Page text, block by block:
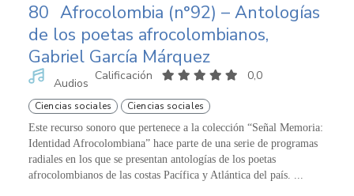
80 Afrocolombia (n°92) – Antologías
de los poetas afrocolombianos,
Gabriel García Márquez
Audios
Calificación 0,0
Ciencias sociales Ciencias sociales
Este recurso sonoro que pertenece a la colección “Señal Memoria:
Identidad Afrocolombiana” hace parte de una serie de programas
radiales en los que se presentan antologías de los poetas
afrocolombianos de las costas Pacífica y Atlántica del país. ...